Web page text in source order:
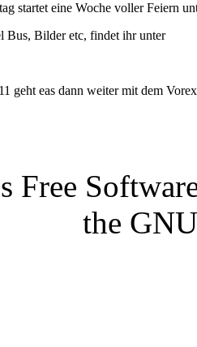
startet eine Woche voller Feiern
Bus, Bilder etc, findet ihr unter
geht eas dann weiter mit dem
Free
the